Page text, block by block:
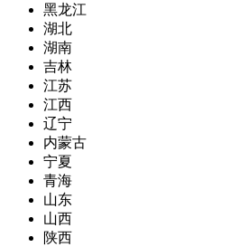
黑龙江
湖北
湖南
吉林
江苏
江西
辽宁
内蒙古
宁夏
青海
山东
山西
陕西